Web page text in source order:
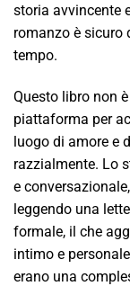
storia avvincente
romanzo è sicuro
tempo.
Questo libro non
piattaforma per
luogo di amore e
razzialmente. Lo
e
leggendo una
formale, il che
intimo e
erano una